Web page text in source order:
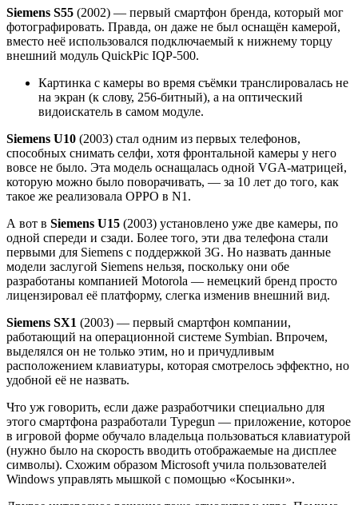
Siemens S55 (2002) — первый смартфон бренда, который мог
фотографировать. Правда, он даже не был оснащён камерой,
вместо неё использовался подключаемый к нижнему торцу
внешний модуль QuickPic IQP-500.
Картинка с камеры во время съёмки транслировалась не
на экран (к слову, 256-битный), а на оптический
видоискатель в самом модуле.
Siemens U10 (2003) стал одним из первых телефонов,
способных снимать селфи, хотя фронтальной камеры у него
вовсе не было. Эта модель оснащалась одной VGA-матрицей,
которую можно было поворачивать, — за 10 лет до того, как
такое же реализовала OPPO в N1.
А вот в Siemens U15 (2003) установлено уже две камеры, по
одной спереди и сзади. Более того, эти два телефона стали
первыми для Siemens с поддержкой 3G. Но назвать данные
модели заслугой Siemens нельзя, поскольку они обе
разработаны компанией Motorola — немецкий бренд просто
лицензировал её платформу, слегка изменив внешний вид.
Siemens SX1 (2003) — первый смартфон компании,
работающий на операционной системе Symbian. Впрочем,
выделялся он не только этим, но и причудливым
расположением клавиатуры, которая смотрелось эффектно, но
удобной её не назвать.
Что уж говорить, если даже разработчики специально для
этого смартфона разработали Typegun — приложение, которое
в игровой форме обучало владельца пользоваться клавиатурой
(нужно было на скорость вводить отображаемые на дисплее
символы). Схожим образом Microsoft учила пользователей
Windows управлять мышкой с помощью «Косынки».